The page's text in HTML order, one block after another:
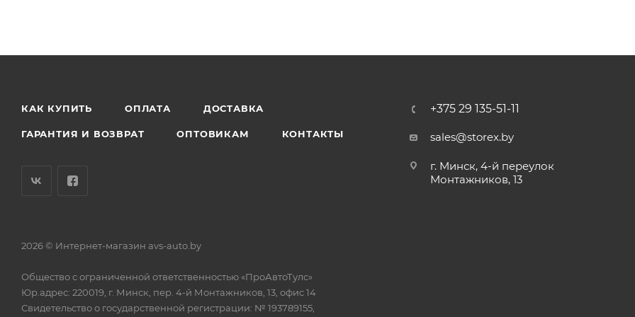
КАК КУПИТЬ ОПЛАТА ДОСТАВКА
ГАРАНТИЯ И ВОЗВРАТ ОПТОВИКАМ КОНТАКТЫ
+375 29 135-51-11
sales@storex.by
г. Минск, 4-й переулок
Монтажников, 13
2026 © Интернет-магазин avs-auto.by
Общество с ограниченной ответственностью «ПроАвтоТулс»
Юр.адрес: 220019, г. Минск, пер. 4-й Монтажников, 13, офис 14
Свидетельство о государственной регистрации: № 193789155,